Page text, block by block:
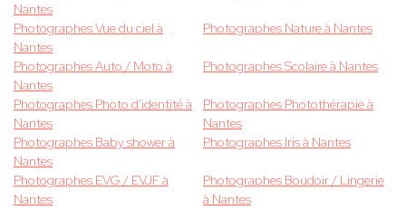
Nantes
Photographes Vue du ciel à
Nantes
Photographes Nature à Nantes
Photographes Auto / Moto à
Nantes
Photographes Scolaire à Nantes
Photographes Photo d'identité à
Nantes
Photographes Photothérapie à
Nantes
Photographes Baby shower à
Nantes
Photographes Iris à Nantes
Photographes EVG / EVJF à
Nantes
Photographes Boudoir / Lingerie
à Nantes